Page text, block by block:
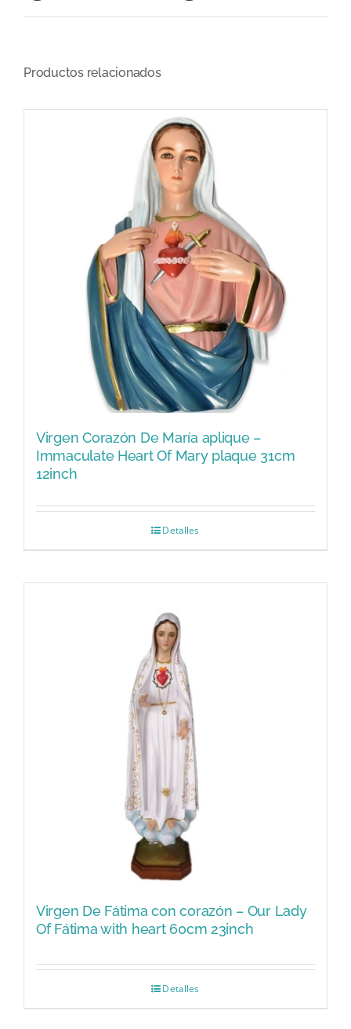
Productos relacionados
Virgen Corazón De María aplique –
Immaculate Heart Of Mary plaque 31cm
12inch
Detalles
Virgen De Fátima con corazón – Our Lady
Of Fátima with heart 60cm 23inch
Detalles